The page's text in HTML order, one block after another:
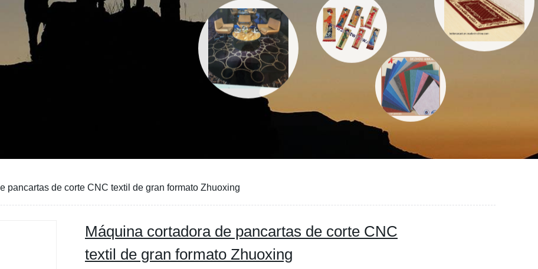
pancartas de corte CNC textil de gran formato Zhuoxing
Máquina cortadora de pancartas de corte CNC
textil de gran formato Zhuoxing